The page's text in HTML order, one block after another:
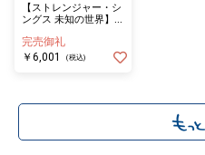
【ストレンジャー・シ
ングス 未知の世界】ハ
デモゴルゴン
完売御礼
￥6,001
(税込)